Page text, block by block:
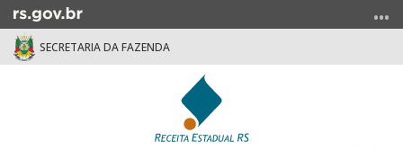
para
SECRETARIA DA FAZENDA